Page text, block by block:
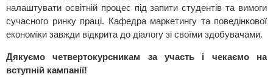
налаштувати освітній процес під запити студентів та вимоги
сучасного ринку праці. Кафедра маркетингу та поведінкової
економіки завжди відкрита до діалогу зі своїми здобувачами.
Дякуємо четвертокурсникам за участь і чекаємо на
вступній кампанії!